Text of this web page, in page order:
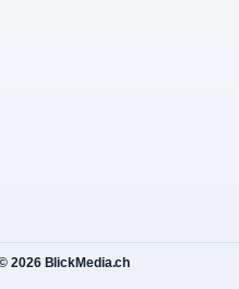
2026 BlickMedia.ch